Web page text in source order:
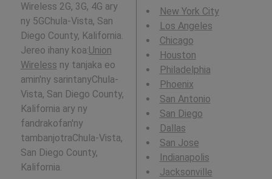
Wireless 2G, 3G, 4G ary
ny 5GChula-Vista, San
Diego County, Kalifornia.
Jereo ihany koa:Union
Wireless ny tanjaka eo
amin'ny sarintanyChula-
Vista, San Diego County,
Kalifornia ary ny
fandrakofan'ny
tambanjotraChula-Vista,
San Diego County,
Kalifornia.
New York City
Los Angeles
Chicago
Houston
Philadelphia
Phoenix
San Antonio
San Diego
Dallas
San Jose
Indianapolis
Jacksonville